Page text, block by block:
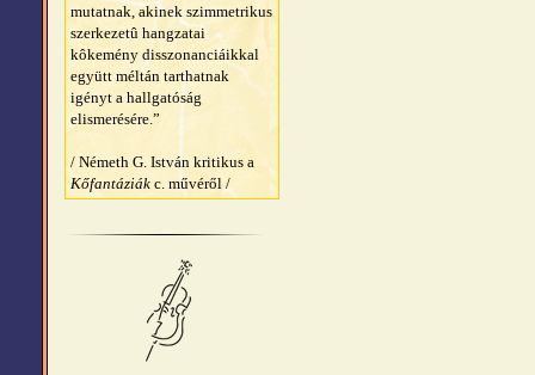
mutatnak, akinek szimmetrikus
szerkezetû hangzatai
kôkemény disszonanciáikkal
együtt méltán tarthatnak
igényt a hallgatóság
elismerésére.”
/ Németh G. István kritikus a
Kőfantáziák c. művéről /